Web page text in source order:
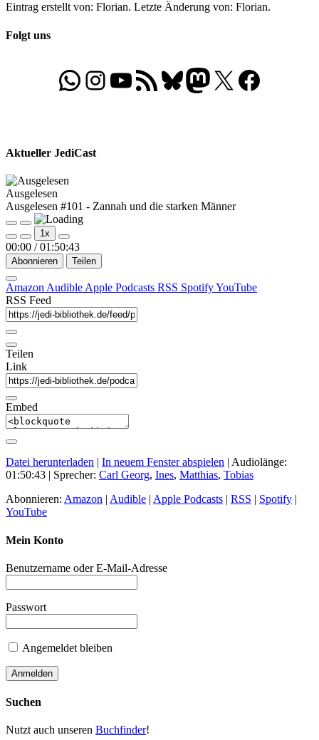
Eintrag erstellt von: Florian. Letzte Änderung von: Florian.
Folgt uns
WhatsApp
Folgt uns auf Instagram
Besucht unseren YouTube-Kanal
RSS-FeedBluesky
Folgt uns auf Mastodon
X Folgt uns auf
Aktueller JediCast
Ausgelesen
Ausgelesen #101 - Zannah und die starken Männer
Play
Episode
Pause
Episode
1x
00:00 / 01:50:43
Abonnieren Teilen
Amazon Audible Apple Podcasts RSS SpotifyYouTube
RSS Feed
Teilen
Link
Embed
Datei herunterladen | In neuem Fenster abspielen | Audiolänge:
01:50:43 | Sprecher: Carl Georg, Ines, Matthias, Tobias
Abonnieren: Amazon | Audible | Apple Podcasts | RSS | Spotify |
YouTube
Mein Konto
Benutzername oder E-Mail-Adresse
Passwort
Angemeldet bleiben
Suchen
Nutzt auch unseren Buchfinder!